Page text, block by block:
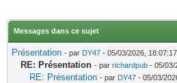
Messages dans ce sujet
Présentation - par DY47 - 05/03/2026, 18:07:17
RE: Présentation - par richardpub - 05/03/
RE: Présentation - par DY47 - 05/03/